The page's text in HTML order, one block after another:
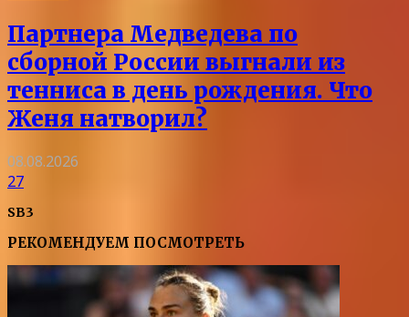
Партнера Медведева по
сборной России выгнали из
тенниса в день рождения. Что
Женя натворил?
08.08.2026
27
SB3
РЕКОМЕНДУЕМ ПОСМОТРЕТЬ